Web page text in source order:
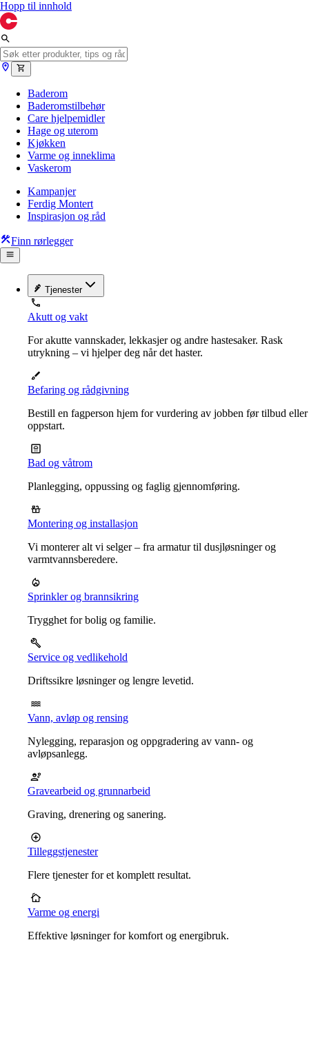
Hopp til innhold
Baderom
Baderomstilbehør
Care hjelpemidler
Hage og uterom
Kjøkken
Varme og inneklima
Vaskerom
Kampanjer
Ferdig Montert
Inspirasjon og råd
Finn rørlegger
Tjenester
Akutt og vakt
For akutte vannskader, lekkasjer og andre hastesaker. Rask
utrykning – vi hjelper deg når det haster.
Befaring og rådgivning
Bestill en fagperson hjem for vurdering av jobben før tilbud eller
oppstart.
Bad og våtrom
Planlegging, oppussing og faglig gjennomføring.
Montering og installasjon
Vi monterer alt vi selger – fra armatur til dusjløsninger og
varmtvannsberedere.
Sprinkler og brannsikring
Trygghet for bolig og familie.
Service og vedlikehold
Driftssikre løsninger og lengre levetid.
Vann, avløp og rensing
Nylegging, reparasjon og oppgradering av vann- og
avløpsanlegg.
Gravearbeid og grunnarbeid
Graving, drenering og sanering.
Tilleggstjenester
Flere tjenester for et komplett resultat.
Varme og energi
Effektive løsninger for komfort og energibruk.